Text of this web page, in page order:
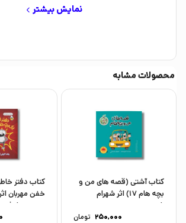
کتاب مامانم گم شده! از مجموعه
منتشر نموده است.
نمایش بیشتر
محصولات مشابه
کتاب آشتی (قصه های من و
بچه هام 17) اثر شهرام
شفیعی...
250,000 تومان
کتاب دفتر
خفن مهربان
ترجمه نیلوفر...